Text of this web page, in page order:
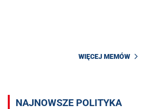
WIĘCEJ MEMÓW
NAJNOWSZE POLITYKA